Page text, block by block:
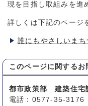
現を目指し取組みを進
詳しくは下記のページ
誰にもやさしいまち
このページに関する お
都市政策部 建築住宅
電話：0577-35-